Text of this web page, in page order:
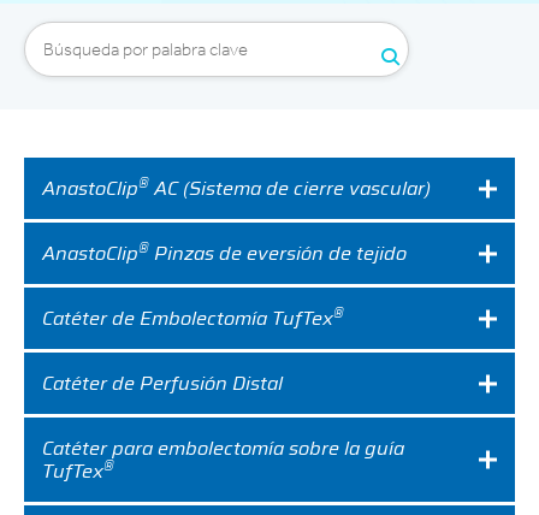
Contact
Expand
FOLLOW US
AnastoClip®AC (Sistema de cierre vascular)
AnastoClip® Pinzas de eversión de tejido
Catéter de Embolectomía TufTex®
Catéter de Perfusión Distal
Catéter para embolectomía sobre la guía
TufTex®